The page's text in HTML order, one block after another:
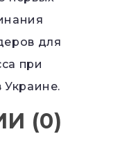
для
при
Украине.
(0)